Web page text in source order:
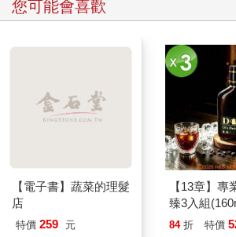
裡正握著一把斧頭。於是，我拿起斧頭揮砍
體，想要將他粉碎、搗爛，直到他變成一個
後來我對食夢貘說道：「食夢貘，吃吧！吃
然而那食夢貘回答：「不！我可不吃吉祥的
好夢，而且是再吉祥不過的夢了。那把斧
把最好的正道之斧，你已經用了那斧頭，
後來那食夢貘便從窗戶溜了出去。我試圖
蹦跳過月光照耀下的屋瓦，揚長而去；當
您可能會喜歡
【電子書】蔬菜的理髮
店
特價 259 元
【13章】專
臻3入組
84 折 特價